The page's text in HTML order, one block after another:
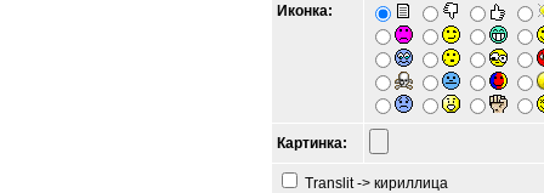
Иконка:
Картинка:
Translit -> кириллица